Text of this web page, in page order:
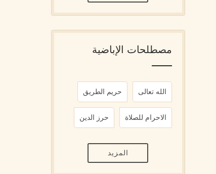
مصطلحات الإباضية
الله تعالى حريم الطريق
الاحرام للصلاة حرز الدين
المزيد